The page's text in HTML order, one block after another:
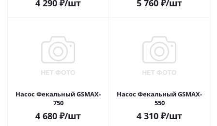
4 290 ₽/шт 5 760 ₽/шт
Насос Фекальный GSMAX-
750
4 680 ₽/шт
Насос Фекальный GSMAX-
550
4 310 ₽/шт